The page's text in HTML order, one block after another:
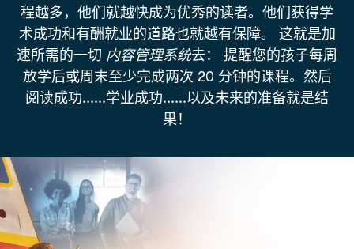
程越多，他们就越快成为优秀的读者。他们获得学
术成功和有酬就业的道路也就越有保障。 这就是加
速所需的一切 内容管理系统去：
提醒您的孩子每周
放学后或周末至少完成两次 20 分钟的课程。然后
阅读成功......学业成功......以及未来的准备就是结
果！